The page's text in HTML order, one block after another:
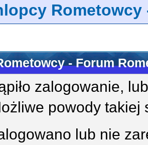
Rometowcy
- Forum
zalogowanie,
powody takiej
lub nie